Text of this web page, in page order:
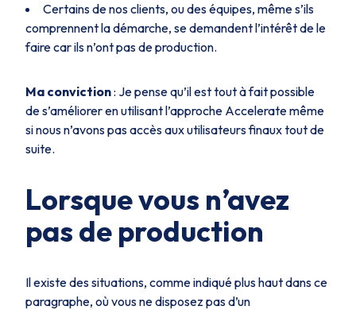
Certains de nos clients, ou des équipes, même s’ils
comprennent la démarche, se demandent l’intérêt de le
faire car ils n’ont pas de production.
Ma conviction: Je pense qu’il est tout à fait possible
de s’améliorer en utilisant l’approche Accelerate même
si nous n’avons pas accès aux utilisateurs finaux tout de
suite.
Lorsque vous n’avez
pas de production
Il existe des situations, comme indiqué plus haut dans ce
paragraphe, où vous ne disposez pas d’un